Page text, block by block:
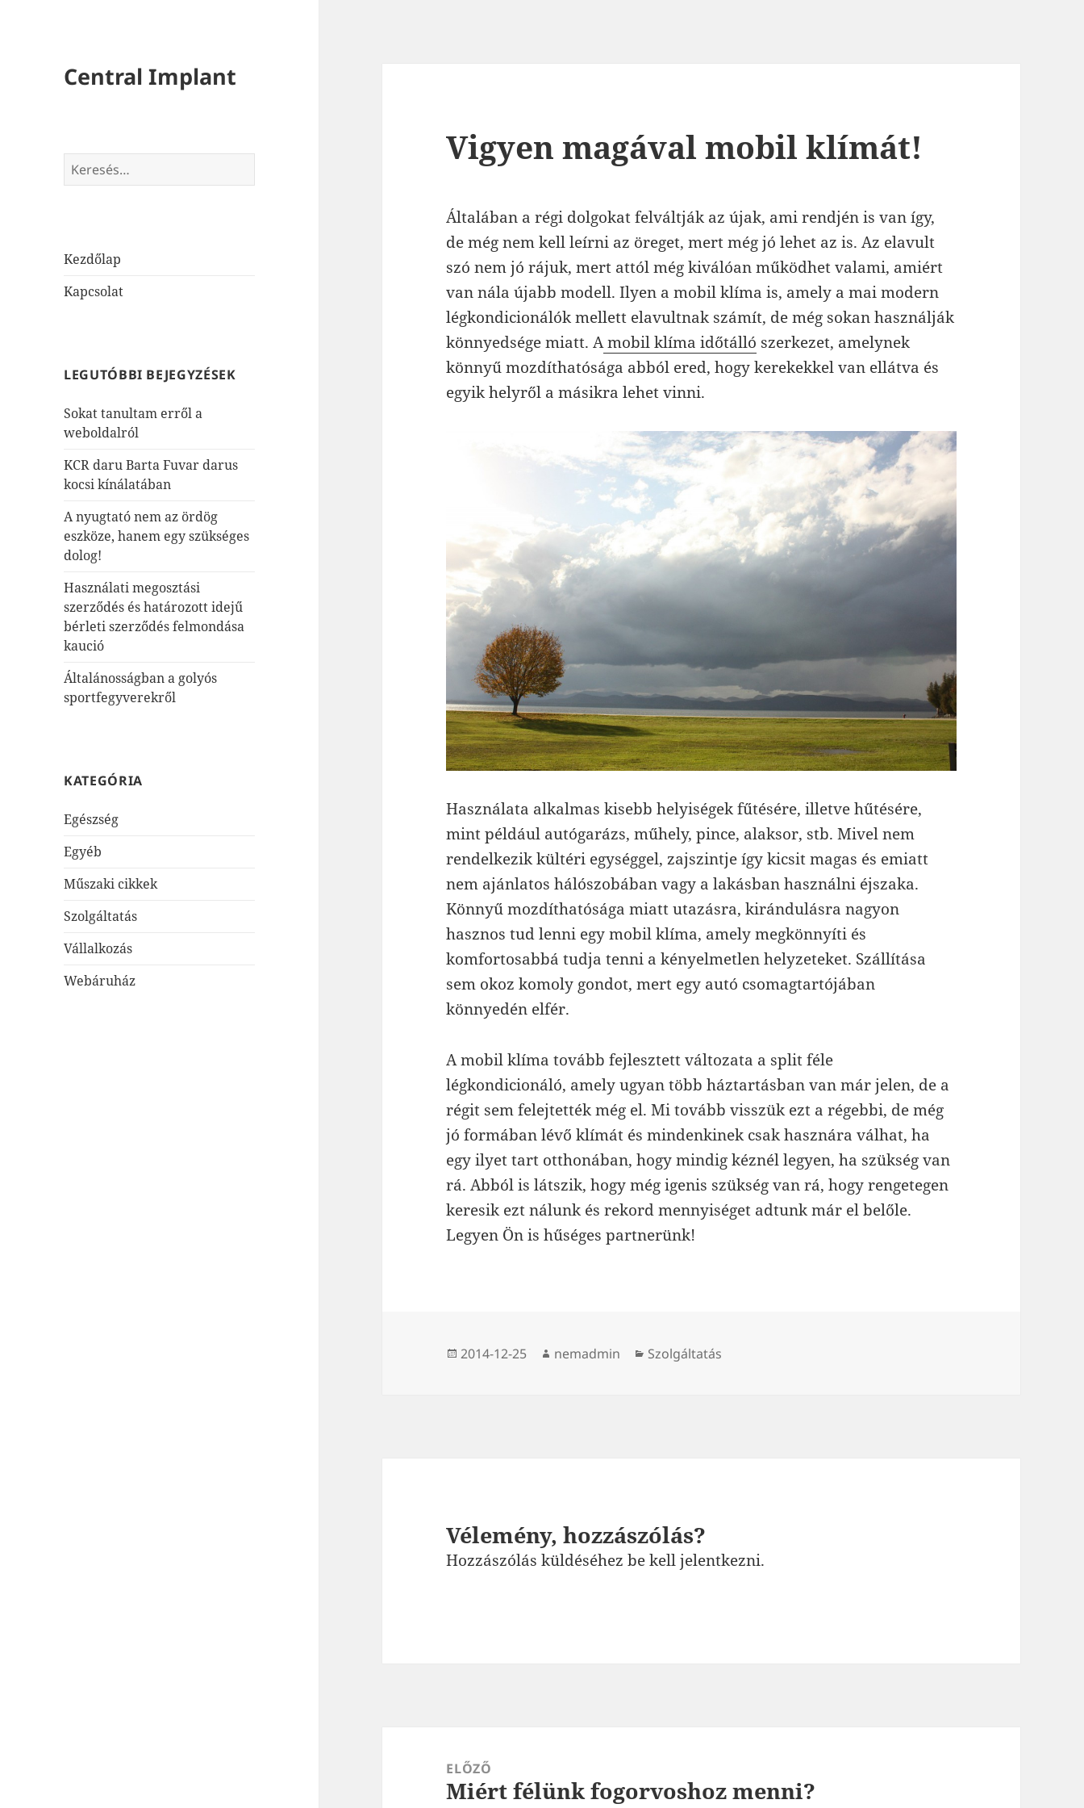
Central Implant
Keresés:
Kezdőlap
Kapcsolat
LEGUTÓBBI BEJEGYZÉSEK
Sokat tanultam erről a
weboldalról
KCR daru Barta Fuvar darus
kocsi kínálatában
A nyugtató nem az ördög
eszköze, hanem egy szükséges
dolog!
Használati megosztási
szerződés és határozott idejű
bérleti szerződés felmondása
kaució
Általánosságban a golyós
sportfegyverekről
KATEGÓRIA
Egészség
Egyéb
Műszaki cikkek
Szolgáltatás
Vállalkozás
Webáruház
Vigyen magával mobil klímát!
Általában a régi dolgokat felváltják az újak, ami rendjén is van így,
de még nem kell leírni az öreget, mert még jó lehet az is. Az elavult
szó nem jó rájuk, mert attól még kiválóan működhet valami, amiért
van nála újabb modell. Ilyen a mobil klíma is, amely a mai modern
légkondicionálók mellett elavultnak számít, de még sokan használják
könnyedsége miatt. Amobil klíma időtálló szerkezet, amelynek
könnyű mozdíthatósága abból ered, hogy kerekekkel van ellátva és
egyik helyről a másikra lehet vinni.
Használata alkalmas kisebb helyiségek fűtésére, illetve hűtésére,
mint például autógarázs, műhely, pince, alaksor, stb. Mivel nem
rendelkezik kültéri egységgel, zajszintje így kicsit magas és emiatt
nem ajánlatos hálószobában vagy a lakásban használni éjszaka.
Könnyű mozdíthatósága miatt utazásra, kirándulásra nagyon
hasznos tud lenni egy mobil klíma, amely megkönnyíti és
komfortosabbá tudja tenni a kényelmetlen helyzeteket. Szállítása
sem okoz komoly gondot, mert egy autó csomagtartójában
könnyedén elfér.
A mobil klíma tovább fejlesztett változata a split féle
légkondicionáló, amely ugyan több háztartásban van már jelen, de a
régit sem felejtették még el. Mi tovább visszük ezt a régebbi, de még
jó formában lévő klímát és mindenkinek csak hasznára válhat, ha
egy ilyet tart otthonában, hogy mindig kéznél legyen, ha szükség van
rá. Abból is látszik, hogy még igenis szükség van rá, hogy rengetegen
keresik ezt nálunk és rekord mennyiséget adtunk már el belőle.
Legyen Ön is hűséges partnerünk!
Közzétéve
2014-12-25 Szerző
nemadmin Kategória
Szolgáltatás
Vélemény, hozzászólás?
Hozzászólás küldéséhezbe kell jelentkezni.
navigációELŐZŐ
Korábbi
Miért félünk fogorvoshoz menni?